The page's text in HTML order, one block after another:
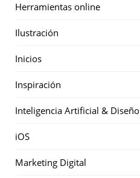
Herramientas online
Ilustración
Inicios
Inspiración
Inteligencia Artificial & Diseño
iOS
Marketing Digital